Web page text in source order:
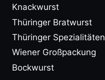
Knackwurst
Thüringer Bratwurst
Thüringer Spezialitäten
Wiener Großpackung
Bockwurst